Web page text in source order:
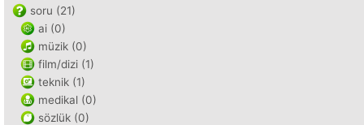
soru (21)
ai (0)
müzik (0)
film/dizi (1)
teknik (1)
medikal (0)
sözlük (0)